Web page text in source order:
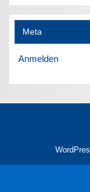
Meta
Anmelden